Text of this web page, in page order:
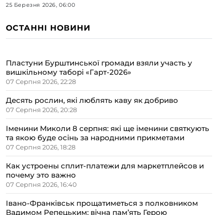
25 Березня 2026, 06:00
ОСТАННІ НОВИНИ
Пластуни Бурштинської громади взяли участь у
вишкільному таборі «Гарт-2026»
07 Серпня 2026, 22:28
Десять рослин, які люблять каву як добриво
07 Серпня 2026, 20:28
Іменини Миколи 8 серпня: які ще іменини святкують
та якою буде осінь за народними прикметами
07 Серпня 2026, 18:28
Как устроены сплит-платежи для маркетплейсов и
почему это важно
07 Серпня 2026, 16:40
Івано-Франківськ прощатиметься з полковником
Вадимом Репецьким: вічна пам’ять Герою